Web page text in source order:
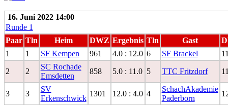
16. Juni 2022 14:00
Runde 1
Paar Tln Heim DWZ Ergebnis Tln Gast
1
1 SF Kempen 961 4.0 : 12.0 6 SF Brackel
2 2
SC Rochade
Emsdetten
858 5.0 : 11.0 5 TTC Fritzdorf
3 3
SV
Erkenschwick
1301 12.0 : 4.0 4
SchachAkademie
Paderborn